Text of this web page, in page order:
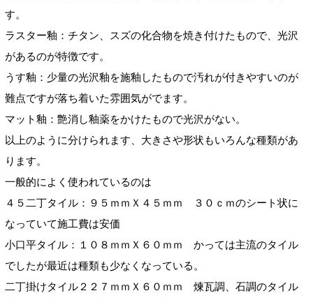
す。
ラスター釉：チタン、スズの化合物を焼き付けたもので、光沢
があるのが特徴です。
うす釉：少量の光沢釉を施釉したもので汚れが付きやすいのが
難点ですが落ち着いた雰囲気がでます。
マット釉：艶消し釉薬をかけたもので光沢がない。
以上のように分けられます、大きさや形状もいろんな種類があ
ります。
一般的によく使われているのは
４５二丁タイル：９５ｍｍＸ４５ｍｍ ３０ｃｍのシート状に
なっていて施工費は安価
小口平タイル：１０８ｍｍＸ６０ｍｍ かっては主流のタイル
でしたが最近は種類も少なくなっている。
二丁掛けタイル２２７ｍｍＸ６０ｍｍ 煉瓦調、石調のタイル